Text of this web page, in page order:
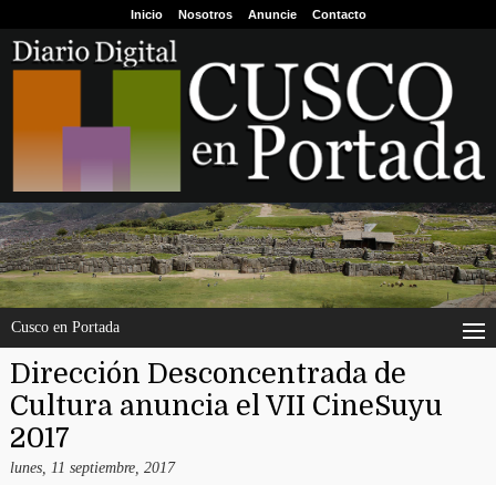
Inicio Nosotros Anuncie Contacto
Cusco en Portada
Dirección Desconcentrada de
Cultura anuncia el VII CineSuyu
2017
lunes, 11 septiembre, 2017